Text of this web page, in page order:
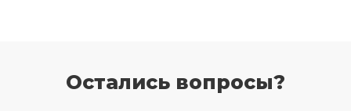
Остались вопросы?